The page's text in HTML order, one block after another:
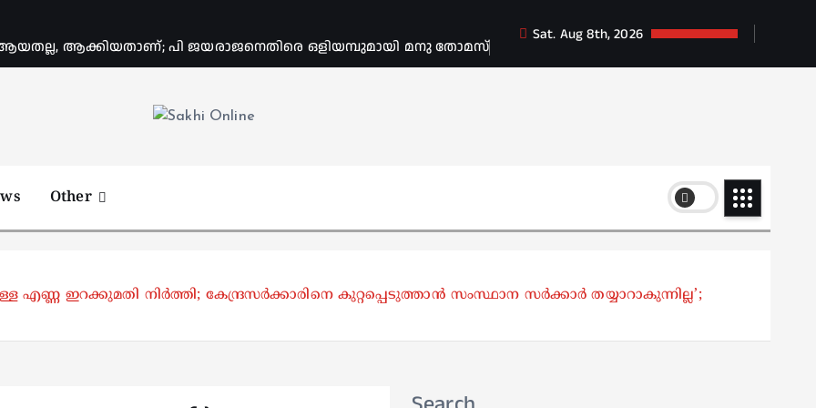
ആക്കിയതാണ്; പി ജയരാജനെതിരെ ഒളിയമ്പുമായി മനു തോമസ്
Sat. Aug 8th, 2026
Other
എണ്ണ ഇറക്കുമതി നിർത്തി; കേന്ദ്രസർക്കാരിനെ കുറ്റപ്പെടുത്താൻ സംസ്ഥാന സർക്കാർ തയ്യാറാകുന്നില്ല’;